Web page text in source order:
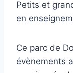
Petits et
en
Ce parc de
évènements